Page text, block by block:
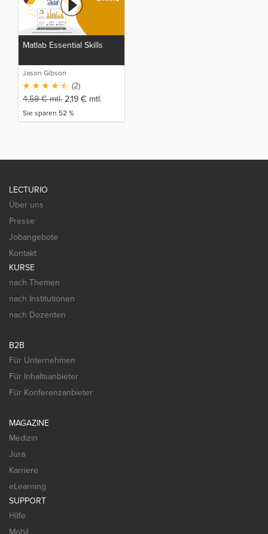
Matlab Essential Skills
Jason Gibson
(2)
4,59€mtl. 2,19 € mtl.
Sie sparen 52 %
LECTURIO
Über uns
Presse
Jobangebote
Kontakt
KURSE
nach Themen
nach Institutionen
nach Dozenten
B2B
Für Unternehmen
Für Inhaltsanbieter
Für Konferenzanbieter
MAGAZINE
Medizin
Jura
Karriere
eLearning
SUPPORT
Hilfe